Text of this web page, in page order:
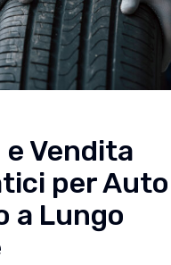
Vendita
per
a Lungo